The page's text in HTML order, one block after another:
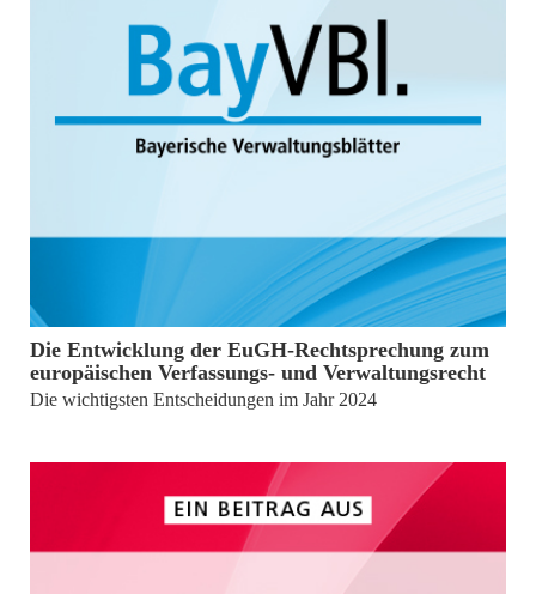
Prof. Dr. Claas Friedrich Germelmann, Prof. Dr. Jörg
Gundel
Die Entwicklung der EuGH-Rechtsprechung zum
europäischen Verfassungs- und Verwaltungsrecht
Die wichtigsten Entscheidungen im Jahr 2024